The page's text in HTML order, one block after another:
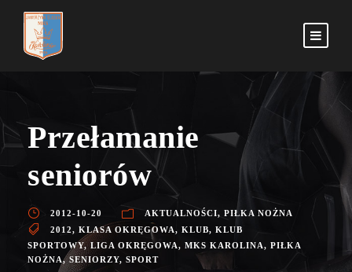
Przełamanie
seniorów
2012-10-20 AKTUALNOŚCI, PIŁKA NOŻNA
2012, KLASA OKRĘGOWA, KLUB, KLUB
SPORTOWY, LIGA OKRĘGOWA, MKS KAROLINA, PIŁKA
NOŻNA, SENIORZY, SPORT